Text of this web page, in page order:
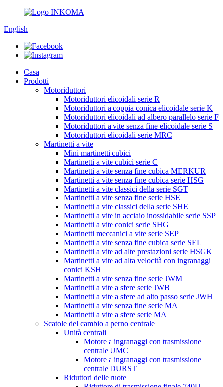
English
Casa
Prodotti
Motoriduttori
Motoriduttori elicoidali serie R
Motoriduttori a coppia conica elicoidale serie K
Motoriduttori elicoidali ad albero parallelo serie F
Motoriduttori a vite senza fine elicoidale serie S
Motoriduttori elicoidali serie MRC
Martinetti a vite
Mini martinetti cubici
Martinetti a vite cubici serie C
Martinetti a vite senza fine cubica MERKUR
Martinetti a vite senza fine cubica serie HSG
Martinetti a vite classici della serie SGT
Martinetti a vite senza fine serie HSE
Martinetti a vite classici della serie SHE
Martinetti a vite in acciaio inossidabile serie SSP
Martinetti a vite conici serie SHG
Martinetti meccanici a vite serie SEP
Martinetti a vite senza fine cubica serie SEL
Martinetti a vite ad alte prestazioni serie HSGK
Martinetti a vite ad alta velocità con ingranaggi
conici KSH
Martinetti a vite senza fine serie JWM
Martinetti a vite a sfere serie JWB
Martinetti a vite a sfere ad alto passo serie JWH
Martinetti a vite senza fine serie MA
Martinetti a vite a sfere serie MA
Scatole del cambio a perno centrale
Unità centrali
Motore a ingranaggi con trasmissione
centrale UMC
Motore a ingranaggi con trasmissione
centrale DURST
Riduttori delle ruote